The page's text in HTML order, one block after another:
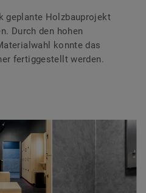
geplante Holzbauprojekt
Durch den hohen
konnte das
fertiggestellt werden.